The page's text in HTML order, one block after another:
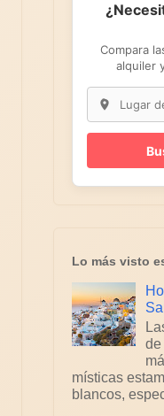
Compara
alquiler
Lo más visto
de
místicas
blancos,